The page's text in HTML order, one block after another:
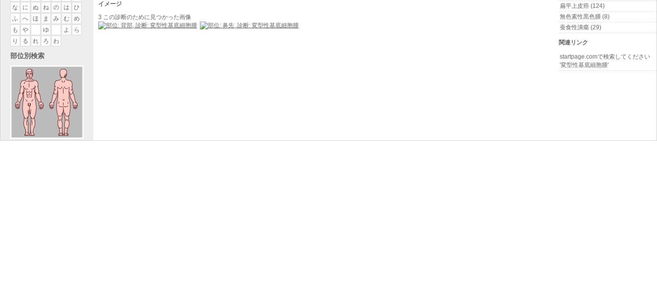
な
に ぬ ね の は
ひ
ふ
へ ほ ま み む
め
も
や ゆ よ
ら
り
る れ ろ わ
部位別検索
扁平上皮癌 (124)
無色素性黒色腫 (8)
蚕食性潰瘍 (29)
関連リンク
startpage.comで検索してください
'変型性基底細胞腫'
イメージ
3 この診断のために見つかった画像